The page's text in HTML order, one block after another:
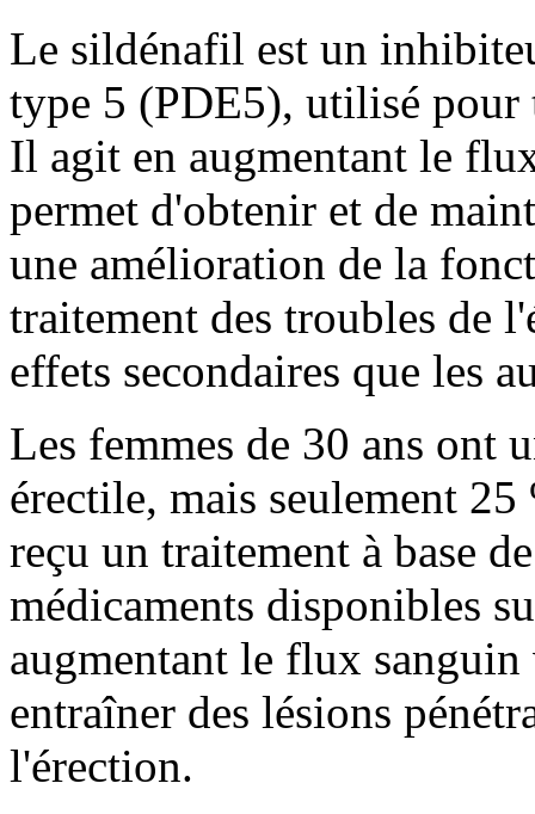
Le sildénafil est un
type 5 (PDE5), utilisé pour
Il agit en augmentant le
permet d'obtenir et de
une amélioration de la
traitement des troubles de
effets secondaires que les
Les femmes de 30 ans ont
érectile, mais seulement 25
reçu un traitement à base
médicaments disponibles
augmentant le flux
entraîner des lésions
l'érection.